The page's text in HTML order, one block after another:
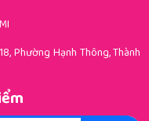
Phường Hạnh Thông, Thành